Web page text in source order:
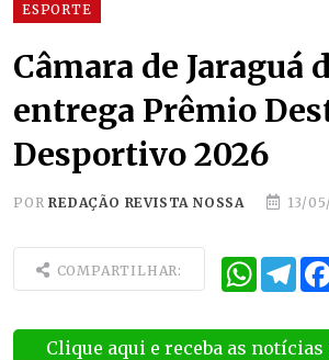
ESPORTE
Câmara de Jaraguá
entrega Prêmio
Desportivo 2026
PORREDAÇÃO REVISTA NOSSA 13/
COMPARTILHAR:
Clique aqui e receba as